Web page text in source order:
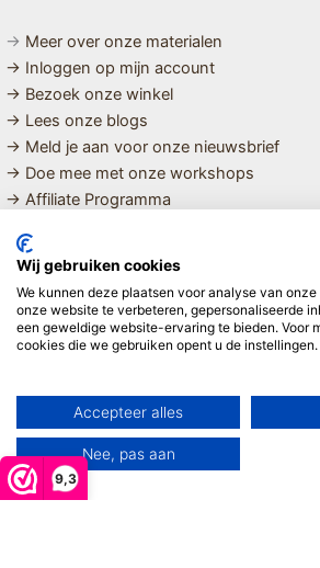
9,3
→ Meer over onze materialen
→ Inloggen op mijn account
→ Bezoek onze winkel
→ Lees onze blogs
→ Meld je aan voor onze nieuwsbrief
→ Doe mee met onze workshops
→ Affiliate Programma
MET LIEFDE SAMENGESTELDE
BIOLOGISCHE EN DUURZAME
GEZIN
Wij gebruiken cookies
We kunnen deze plaatsen voor analyse van
onze website te verbeteren, gepersonaliseerde
een geweldige website-ervaring te bieden. Voor
cookies die we gebruiken opent u de instellingen.
Accepteer alles
Nee, pas aan